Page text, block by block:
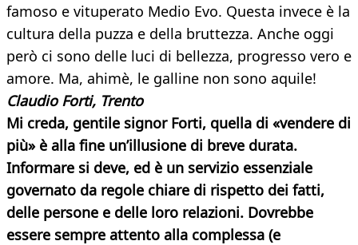
famoso e vituperato Medio Evo. Questa invece è la
cultura della puzza e della bruttezza. Anche oggi
però ci sono delle luci di bellezza, progresso vero e
amore. Ma, ahimè, le galline non sono aquile!
Claudio Forti, Trento
Mi creda, gentile signor Forti, quella di «vendere di
più» è alla fine un’illusione di breve durata.
Informare si deve, ed è un servizio essenziale
governato da regole chiare di rispetto dei fatti,
delle persone e delle loro relazioni. Dovrebbe
essere sempre attento alla complessa (e